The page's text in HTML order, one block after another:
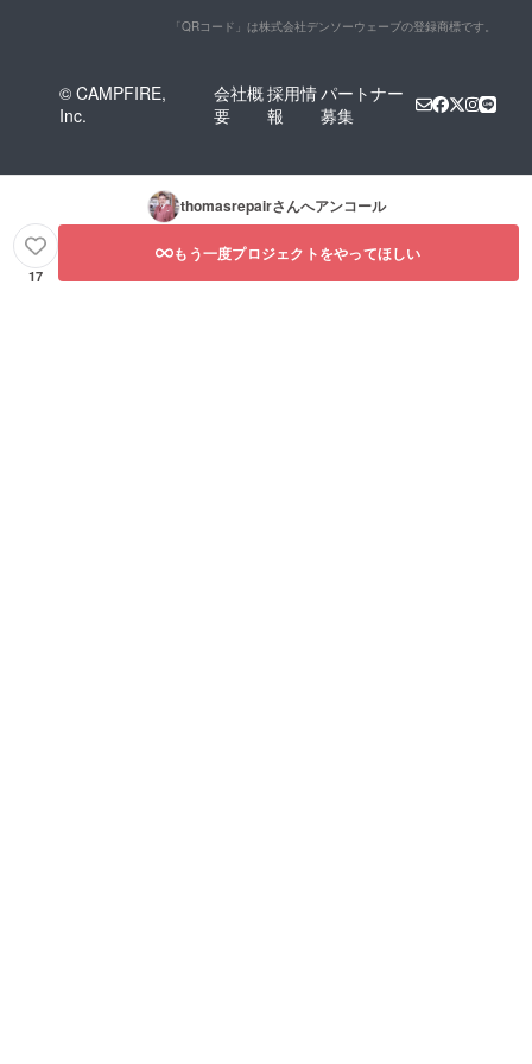
「QRコード」は株式会社デンソーウェーブの登録商標です。
© CAMPFIRE,
Inc.
会社概
要
採用情
報
パートナー
募集
thomasrepairさんへアンコール
17
もう一度プロジェクトをやってほしい